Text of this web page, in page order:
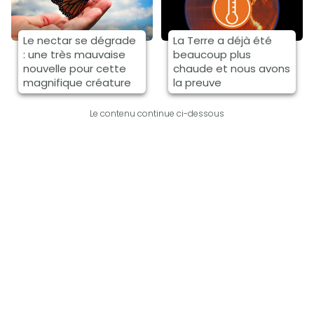
Le nectar se dégrade
: une très mauvaise
nouvelle pour cette
magnifique créature
La Terre a déjà été
beaucoup plus
chaude et nous avons
la preuve
Le contenu continue ci-dessous